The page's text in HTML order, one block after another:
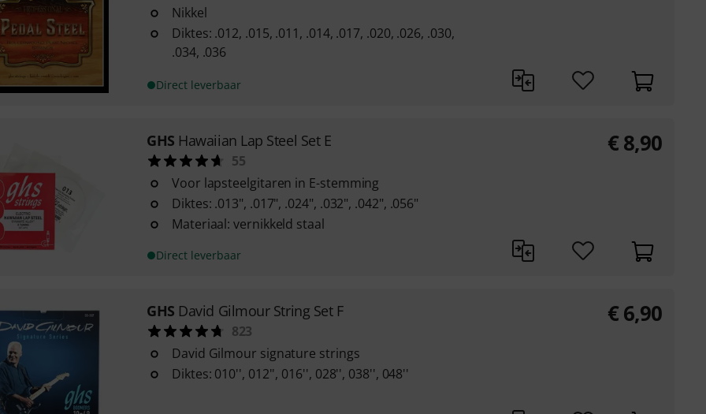
Nikkel
Diktes: .012, .015, .011, .014, .017, .020, .026, .030,
.034, .036
Direct leverbaar
GHS Hawaiian Lap Steel Set E
55
Voor lapsteelgitaren in E-stemming
Diktes: .013", .017", .024", .032", .042", .056"
Materiaal: vernikkeld staal
Direct leverbaar
€8,90
GHS David Gilmour String Set F
823
David Gilmour signature strings
Diktes: 010'', 012'', 016'', 028'', 038'', 048''
€6,90